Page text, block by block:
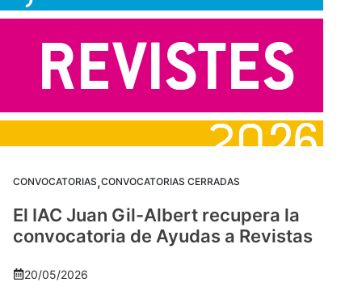
CONVOCATORIAS,CONVOCATORIAS CERRADAS
El IAC Juan Gil-Albert recupera la
convocatoria de Ayudas a Revistas
20/05/2026